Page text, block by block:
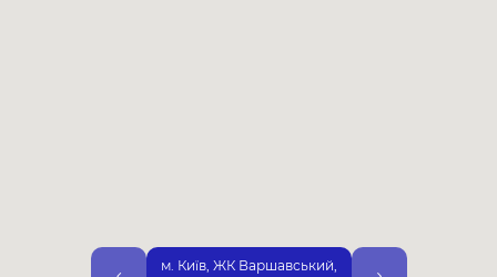
механічного пошкодження тканини;
м. Київ, ЖК Варшавський,